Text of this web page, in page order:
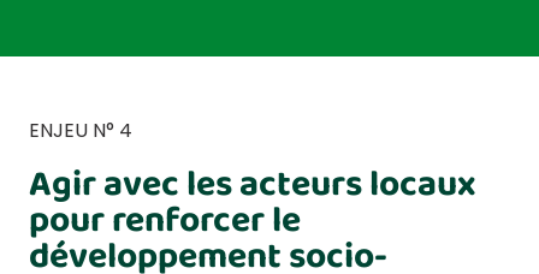
ENJEU N° 4
Agir avec les acteurs locaux
pour renforcer le
développement socio-